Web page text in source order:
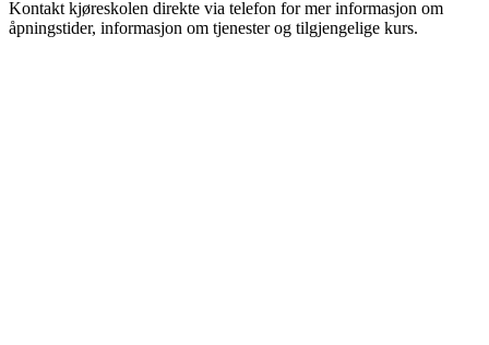
Kontakt kjøreskolen direkte via telefon for mer informasjon om
åpningstider, informasjon om tjenester og tilgjengelige kurs.